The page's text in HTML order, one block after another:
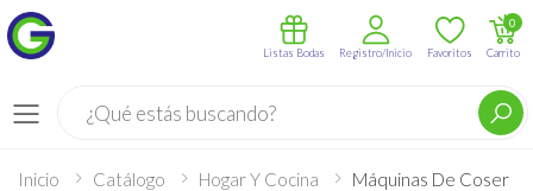
Menú
Listas Bodas Registro/Inicio Favoritos Carrito
0
Inicio Catálogo Hogar Y Cocina Máquinas De Coser